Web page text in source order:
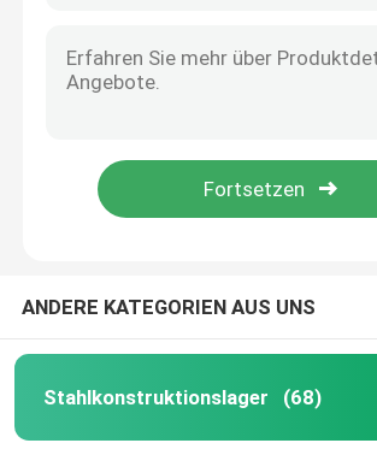
ANDERE KATEGORIEN AUS UNS
Stahlkonstruktionslager (68)